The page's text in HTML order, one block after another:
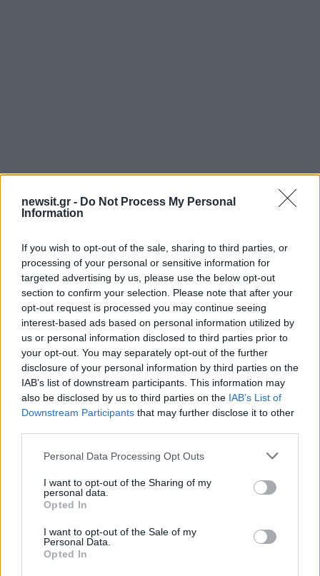
newsit.gr - Do Not Process My Personal
Information
If you wish to opt-out of the sale, sharing to third parties, or
processing of your personal or sensitive information for
targeted advertising by us, please use the below opt-out
section to confirm your selection. Please note that after your
opt-out request is processed you may continue seeing
interest-based ads based on personal information utilized by
us or personal information disclosed to third parties prior to
your opt-out. You may separately opt-out of the further
disclosure of your personal information by third parties on the
IAB’s list of downstream participants. This information may
also be disclosed by us to third parties on the IAB’s List of
Downstream Participants that may further disclose it to other
Please note that this website/app uses one or more Google
not limited to your visit or usage behaviour. You may click to
grant or deny consent to Google and its third-party tags to
use your data for below specified purposes in below Google
consent section.
Personal Data Processing Opt Outs
I want to opt-out of the Sharing of my
personal data.
Opted In
I want to opt-out of the Sale of my
Personal Data.
Opted In